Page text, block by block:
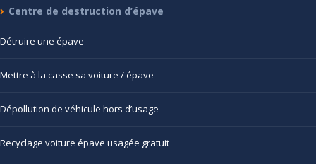
Centre de destruction d’épave
Détruire une épave
Mettre à la casse sa voiture / épave
Dépollution de véhicule hors d’usage
Recyclage voiture épave usagée gratuit